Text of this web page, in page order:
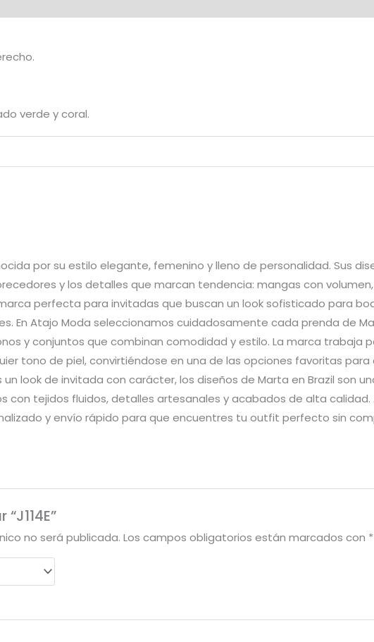
verde y coral.
por su estilo elegante, femenino y lleno de personalidad. Sus
y los detalles que marcan tendencia: mangas con
perfecta para invitadas que buscan un look sofisticado para
En Atajo Moda seleccionamos cuidadosamente cada prenda de
y conjuntos que combinan comodidad y estilo. La marca trabaja
tono de piel, convirtiéndose en una de las opciones favoritas
look de invitada con carácter, los diseños de Marta en Brazil son
con tejidos fluidos, detalles artesanales y acabados de alta
y envío rápido para que encuentres tu outfit perfecto sin
no será publicada. Los campos obligatorios están marcados con *